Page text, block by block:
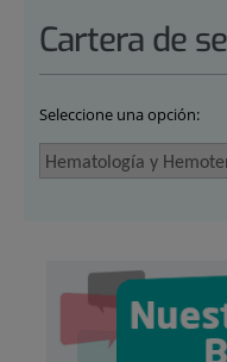
Cartera de
Seleccione una opción: